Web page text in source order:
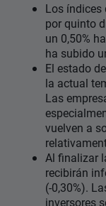
Los índices
por quinto
un 0,50%
ha subido
El estado
la actual
Las
vuelven a
Al finalizar
recibirán
(-0,30%).
inversores